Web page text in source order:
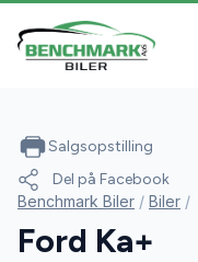
Salgsopstilling
Del på Facebook
Benchmark Biler / Biler /
Ford Ka+